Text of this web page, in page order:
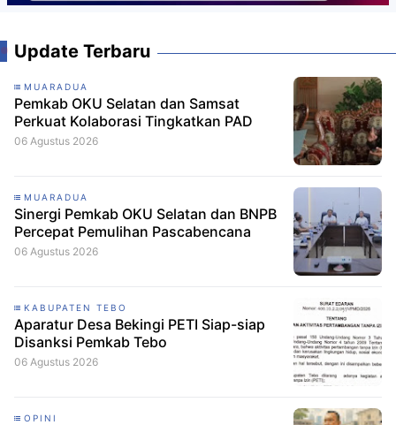
Update Terbaru
MUARADUA
Pemkab OKU Selatan dan Samsat
Perkuat Kolaborasi Tingkatkan PAD
06 Agustus 2026
MUARADUA
Sinergi Pemkab OKU Selatan dan BNPB
Percepat Pemulihan Pascabencana
06 Agustus 2026
KABUPATEN TEBO
Aparatur Desa Bekingi PETI Siap-siap
Disanksi Pemkab Tebo
06 Agustus 2026
OPINI